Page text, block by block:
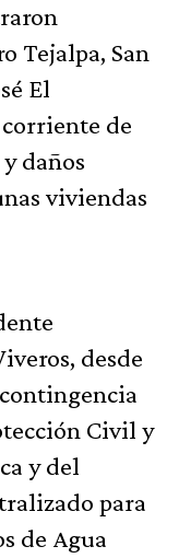
Tejalpa, San
El
de
daños
viviendas
desde
Civil y
y del
para
de Agua